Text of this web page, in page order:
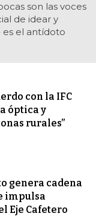
son las voces
de idear y
es el antídoto
con la IFC
óptica y
rurales”
genera cadena
impulsa
Eje Cafetero